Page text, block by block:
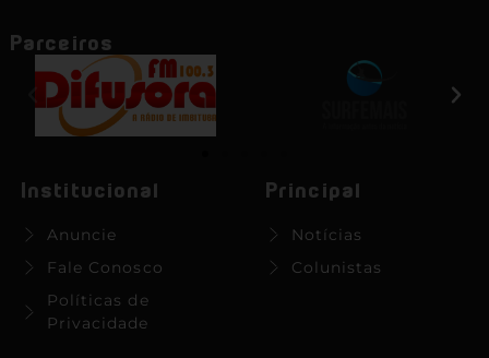
Parceiros
Institucional
Anuncie
Fale Conosco
Políticas de
Privacidade
Principal
Notícias
Colunistas